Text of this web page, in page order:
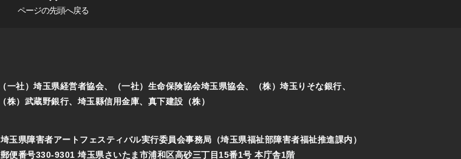
ページの先頭へ戻る
（一社）埼玉県経営者協会、（一社）生命保険協会埼玉県協会、（株）埼玉りそな銀行、
（株）武蔵野銀行、埼玉縣信用金庫、真下建設（株）
埼玉県障害者アートフェスティバル実行委員会事務局（埼玉県福祉部障害者福祉推進課内）
郵便番号330-9301 埼玉県さいたま市浦和区高砂三丁目15番1号 本庁舎1階